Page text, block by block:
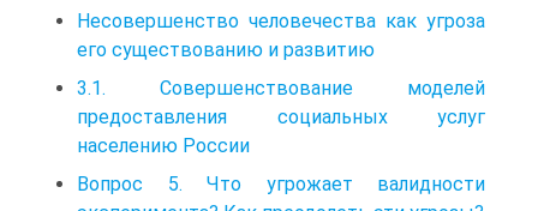
Несовершенство человечества как угроза
его существованию и развитию
3.1. Совершенствование моделей
предоставления социальных услуг
населению России
Вопрос 5. Что угрожает валидности